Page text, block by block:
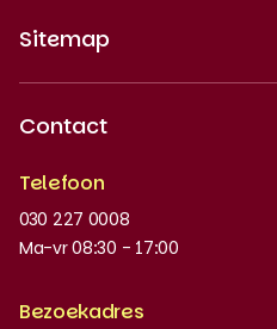
Sitemap
Nieuws en updates
Contact
Telefoon
030 227 0008
Ma-vr 08:30 - 17:00
Bezoekadres